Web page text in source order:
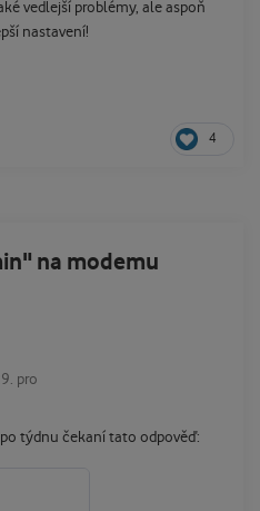
vedlejší problémy, ale aspoň
nastavení!
4
na modemu
pro
týdnu čekaní tato odpověď: